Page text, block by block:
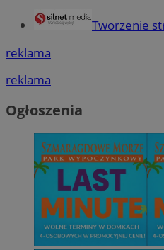
Tworzenie
reklama
reklama
Ogłoszenia